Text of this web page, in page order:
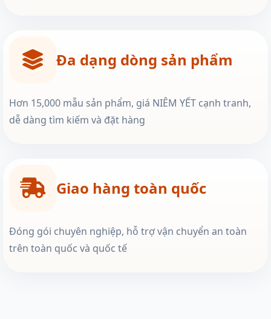
Đa dạng dòng sản phẩm
Hơn 15,000 mẫu sản phẩm, giá NIÊM YẾT cạnh tranh,
dễ dàng tìm kiếm và đặt hàng
Giao hàng toàn quốc
Đóng gói chuyên nghiệp, hỗ trợ vận chuyển an toàn
trên toàn quốc và quốc tế